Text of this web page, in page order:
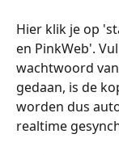
Hier klik je op
en PinkWeb'.
wachtwoord
gedaan, is de
worden dus
realtime